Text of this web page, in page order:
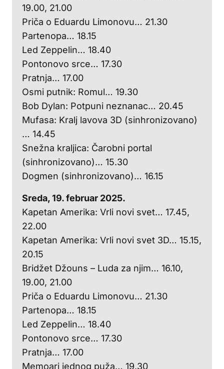
19.00, 21.00
Priča o Eduardu Limonovu… 21.30
Partenopa… 18.15
Led Zeppelin… 18.40
Pontonovo srce… 17.30
Pratnja… 17.00
Osmi putnik: Romul… 19.30
Bob Dylan: Potpuni neznanac… 20.45
Mufasa: Kralj lavova 3D (sinhronizovano)
… 14.45
Snežna kraljica: Čarobni portal
(sinhronizovano)… 15.30
Dogmen (sinhronizovano)… 16.15
Sreda, 19. februar 2025.
Kapetan Amerika: Vrli novi svet… 17.45,
22.00
Kapetan Amerika: Vrli novi svet 3D… 15.15,
20.15
Bridžet Džouns – Luda za njim… 16.10,
19.00, 21.00
Priča o Eduardu Limonovu… 21.30
Partenopa… 18.15
Led Zeppelin… 18.40
Pontonovo srce… 17.30
Pratnja… 17.00
Memoari jednog puža… 19.30